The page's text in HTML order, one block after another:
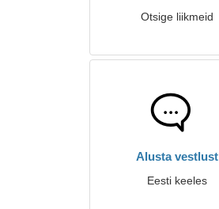
Otsige liikmeid
Alusta vestlust
Eesti keeles